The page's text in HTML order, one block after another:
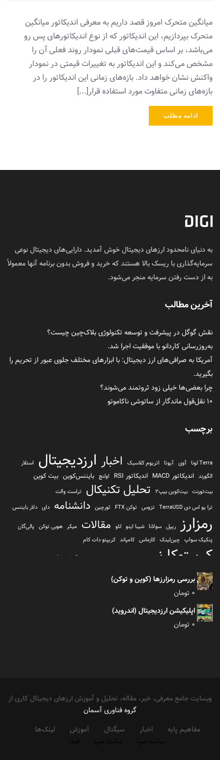
میانگین متحرک امروز قصد داریم به معرفی ‌اندیکاتور میانگین
متحرک بپردازیم، ‌این‌ اندیکاتور که از نوع ‌اندیکاتور‌های پس رو
می‌باشد، بر اساس قیمت‌های قبلی نمودار روند فعلی آن را
مشخص می‌کند و‌ این‌ اندیکاتور به تغییرات قیمتی در نمودار
واکنش نشان خواهد داد. بازه‌های زمانی این ‌اندیکاتور را در
بازه‌های زمانی متفاوت مورد استفاده قرار[...]
ادامه مطلب
به دنیای نامحدود ارزهای دیجیتال خوش آمدید. دارایی‌های دیجیتال نوعی
سرمایه‌گذاری با ریسک بالا هستند که خرید و فروش بدون برنامه آنها معمولاً
به از دست رفتن سرمایه منجر می‌شود.
آخرین مطالب
نقش گوگل در پیشرفت و توسعه تکنولوژی بلاک‌چین چیست؟
به‌روزرسانی کاردانو با موفقیت اجرا شد.
آمریکا به صرافی‌های ارز دیجیتال: با ابزارهای مختلف جلوی عبور از تحریم را
بگیرید.
چرا بعضی‌ها خیلی زود ثروتمند می‌شوند؟
۱۰ نقل‌قول ماندگار از ساتوشی ناکاموتو
برچسب
Terra لونا آوی آیوتا اتریوم کلاسیک اخبار ارزدیجیتال
استلار
الگورند اندیکاتور MACD اندیکاتور RSI اولنچ بایننس‌کوین بیت کوین
بیت‌تورنت بیت‌کوین بیپ2 تحلیل تکنیکال
تراست والت
ترا یو اس دی TerraUSD
تزوس توکن FTX ثورچین دانشنامه دای دلار بایننس
رمزارز ریپل سولانا شیبا اینو لئو مقالات میکر هوبی توکن پالی‌گان
پنکیک سواپ چین‌لینک کازماس کامپاند کریپتو دات کام
کریپتوکارنسی کیف پول
کیف پول تراست والت
بررسی رمزارزها (کوین و توکن)
0 تومان
اپلیکیشن ارزدیجیتال (اندروید)
0 تومان
وبسایت جامع معرفی، خبر، مقاله، تحلیل و آموزش ارزهای دیجیتال کاری از
گروه فناوری آسمان
مفاهیم پایه
اخبار سیگنال آموزش
لینک‌ها